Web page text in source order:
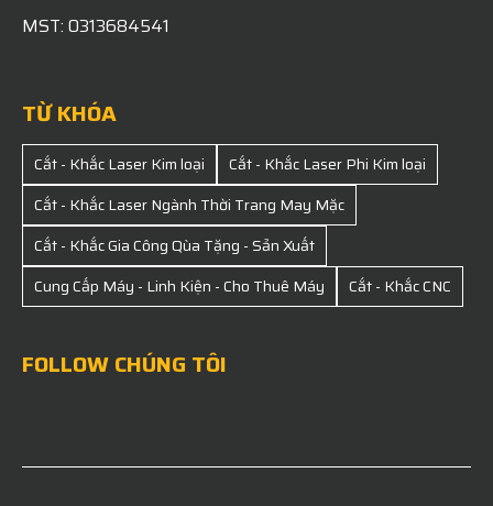
MST: 0313684541
TỪ KHÓA
Cắt - Khắc Laser Kim loại
Cắt - Khắc Laser Phi Kim loại
Cắt - Khắc Laser Ngành Thời Trang May Mặc
Cắt - Khắc Gia Công Qùa Tặng - Sản Xuất
Cung Cấp Máy - Linh Kiện - Cho Thuê Máy
Cắt - Khắc CNC
FOLLOW CHÚNG TÔI